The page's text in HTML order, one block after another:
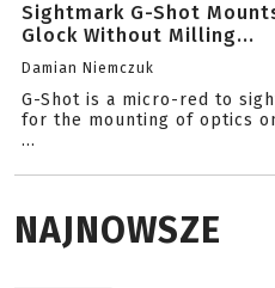
Sightmark G-Shot
Glock Without Milling...
Damian Niemczuk
G-Shot is a micro-red to
for the mounting of optics
...
NAJNOWSZE